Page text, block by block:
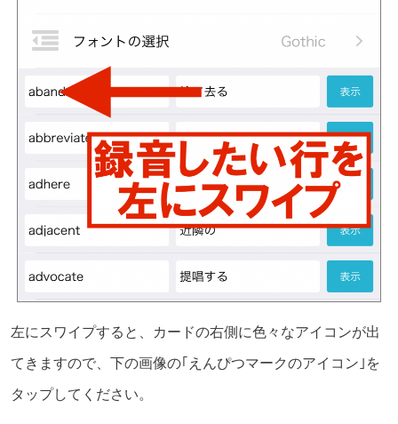
左にスワイプすると、カードの右側に色々なアイコンが出
てきますので、下の画像の｢えんぴつマークのアイコン｣を
タップしてください。